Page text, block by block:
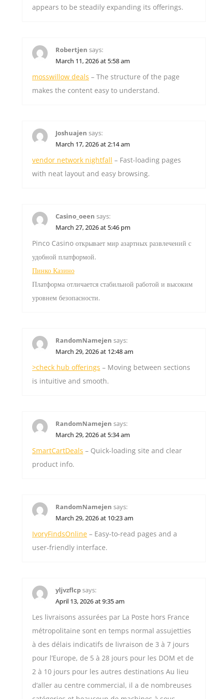
appears to be steadily expanding its offerings.
Robertjen says:
March 11, 2026 at 5:58 am
mosswillow deals – The structure of the page
makes the content easy to understand.
Joshuajen says:
March 17, 2026 at 2:14 am
vendor network nightfall – Fast-loading pages
with neat layout and easy browsing.
Casino_oeen says:
March 27, 2026 at 5:46 pm
Pinco Casino открывает мир азартных развлечений с
удобной платформой.
Пинко Казино
Платформа отличается стабильной работой и высоким
уровнем безопасности.
RandomNamejen says:
March 29, 2026 at 12:48 am
>check hub offerings – Moving between sections
is intuitive and smooth.
RandomNamejen says:
March 29, 2026 at 5:34 am
SmartCartDeals – Quick-loading site and clear
product info.
RandomNamejen says:
March 29, 2026 at 10:23 am
IvoryFindsOnline – Easy-to-read pages and a
user-friendly interface.
yljvzflcpsays:
April 13, 2026 at 9:35 am
Les livraisons assurées par La Poste hors France
métropolitaine sont en temps normal assujetties
à des délais indicatifs de livraison de 3 à 7 jours
pour l’Europe, de 5 à 28 jours pour les DOM et de
2 à 10 jours pour les autres destinations Au lieu
d’aller au centre commercial, il a de nombreuses